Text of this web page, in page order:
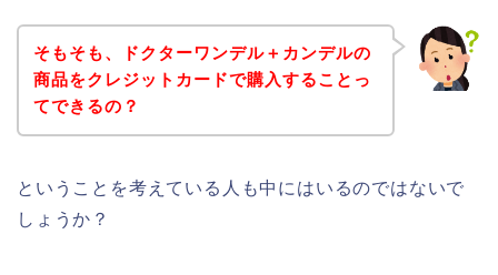
そもそも、ドクターワンデル＋カンデルの
商品をクレジットカードで購入することっ
てできるの？
ということを考えている人も中にはいるのではないで
しょうか？